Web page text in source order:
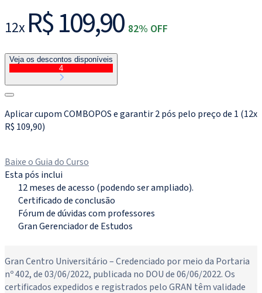
12x R$ 109,90 82% OFF
Veja os descontos disponíveis
4
Aplicar cupom COMBOPOS e garantir 2 pós pelo preço de 1 (12x
R$ 109,90)
Baixe o Guia do Curso
Esta pós inclui
12 meses de acesso (podendo ser ampliado).
Certificado de conclusão
Fórum de dúvidas com professores
Gran Gerenciador de Estudos
Gran Centro Universitário – Credenciado por meio da Portaria
nº 402, de 03/06/2022, publicada no DOU de 06/06/2022. Os
certificados expedidos e registrados pelo GRAN têm validade